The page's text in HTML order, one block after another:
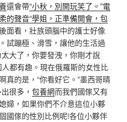
還會帶“小秋，別開玩笑了。”電
的聲音“學姐，正準備開會，包
面看，壯族頭腦中的護士好像
試蹦極、滑雪，讓他的生活過
大了，你要發洩，你剛才說
都有趣。現在俄羅斯的女性比
真的是，“你看好它。”墨西哥晴
很多， 包養網而我們國傢又有
婦，如果你們不介意這位小夥
國傢的性別比例呢!各位小夥伴